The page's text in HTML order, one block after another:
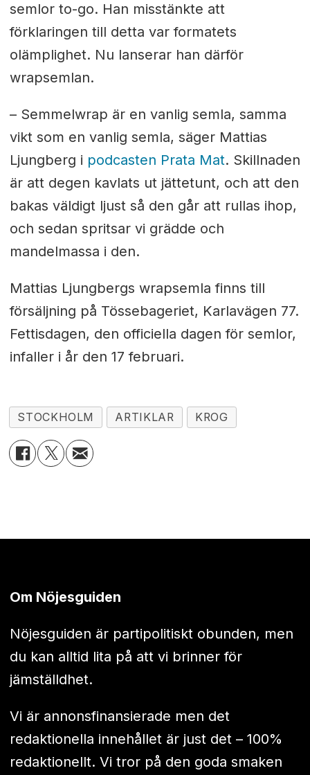
semlor to-go. Han misstänkte att
förklaringen till detta var formatets
olämplighet. Nu lanserar han därför
wrapsemlan.
– Semmelwrap är en vanlig semla, samma
vikt som en vanlig semla, säger Mattias
Ljungberg i podcasten Prata Mat. Skillnaden
är att degen kavlats ut jättetunt, och att den
bakas väldigt ljust så den går att rullas ihop,
och sedan spritsar vi grädde och
mandelmassa i den.
Mattias Ljungbergs wrapsemla finns till
försäljning på Tössebageriet, Karlavägen 77.
Fettisdagen, den officiella dagen för semlor,
infaller i år den 17 februari.
STOCKHOLM ARTIKLAR KROG
Om Nöjesguiden
Nöjesguiden är partipolitiskt obunden, men
du kan alltid lita på att vi brinner för
jämställdhet.
Vi är annonsfinansierade men det
redaktionella innehållet är just det – 100%
redaktionellt. Vi tror på den goda smaken